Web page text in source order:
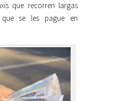
que recorren largas
que se les pague en